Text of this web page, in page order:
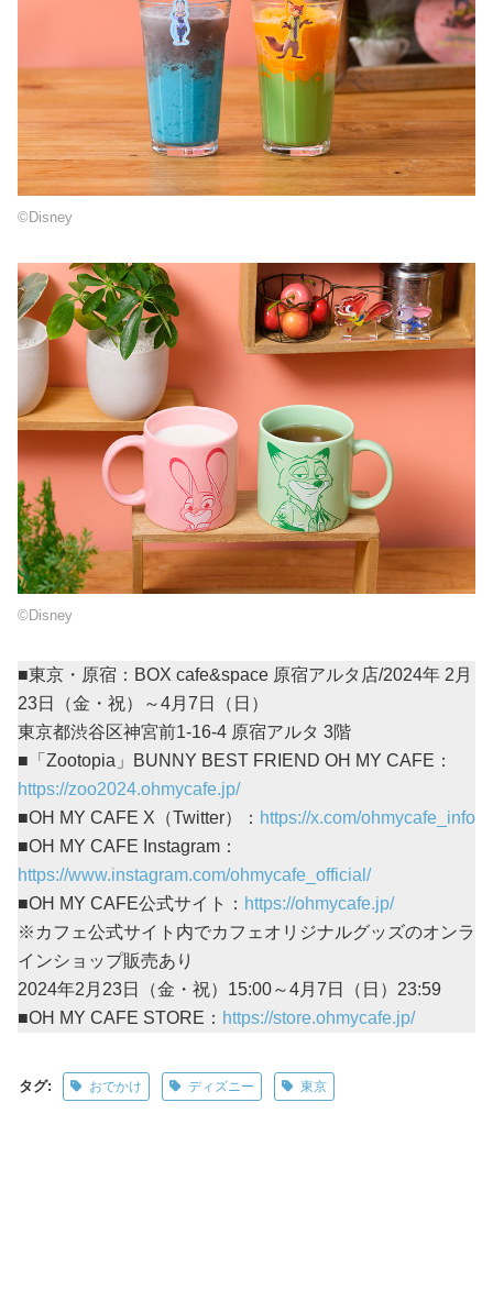
©Disney
©Disney
■東京・原宿：BOX cafe&space 原宿アルタ店/2024年 2月
23日（金・祝）～4月7日（日）
東京都渋谷区神宮前1-16-4 原宿アルタ 3階
■「Zootopia」BUNNY BEST FRIEND OH MY CAFE：
https://zoo2024.ohmycafe.jp/
■OH MY CAFE X（Twitter）： https://x.com/ohmycafe_info
■OH MY CAFE Instagram：
https://www.instagram.com/ohmycafe_official/
■OH MY CAFE公式サイト： https://ohmycafe.jp/
※カフェ公式サイト内でカフェオリジナルグッズのオンラ
インショップ販売あり
2024年2月23日（金・祝）15:00～4月7日（日）23:59
■OH MY CAFE STORE： https://store.ohmycafe.jp/
タグ: おでかけ ディズニー 東京